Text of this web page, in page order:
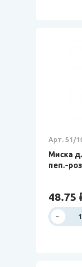
Арт. 51/
Миска
пеп.-
48.75